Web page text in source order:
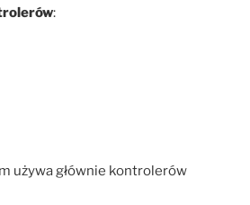
:
używa głównie kontrolerów